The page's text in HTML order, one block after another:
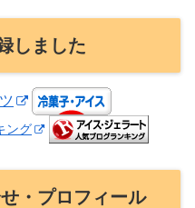
しました
ング
・プロフィール